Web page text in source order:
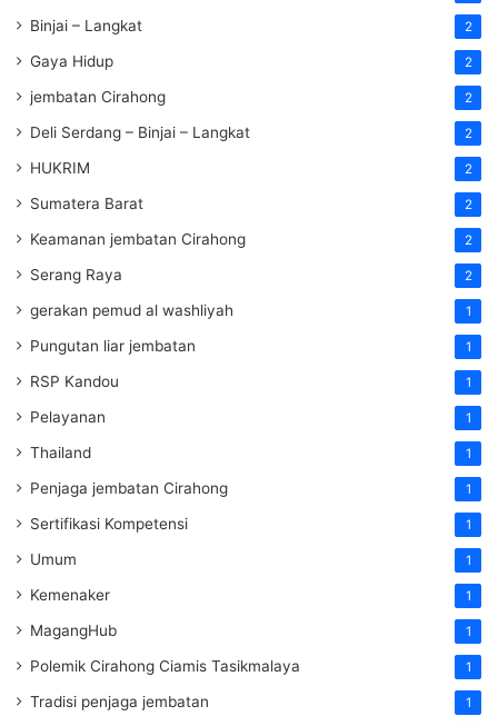
Binjai – Langkat 2
Gaya Hidup 2
jembatan Cirahong 2
Deli Serdang – Binjai – Langkat 2
HUKRIM 2
Sumatera Barat 2
Keamanan jembatan Cirahong 2
Serang Raya 2
gerakan pemud al washliyah 1
Pungutan liar jembatan 1
RSP Kandou 1
Pelayanan 1
Thailand 1
Penjaga jembatan Cirahong 1
Sertifikasi Kompetensi 1
Umum 1
Kemenaker 1
MagangHub 1
Polemik Cirahong Ciamis Tasikmalaya 1
Tradisi penjaga jembatan 1